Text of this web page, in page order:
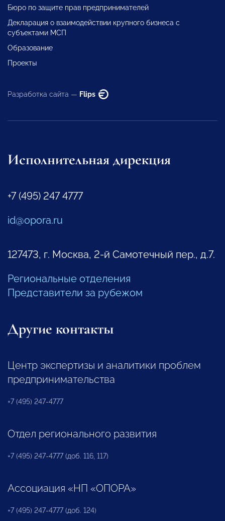
Бюро по защите прав предпринимателей
Декларация о взаимодействии крупного бизнеса с
субъектами МСП
Образование
Проекты
Разработка сайта — Flips
Исполнительная дирекция
+7 (495) 247 4777
id@opora.ru
127473, г. Москва, 2-й Самотечный пер., д.7.
Региональные отделения
Представители за рубежом
Другие контакты
Центр экспертизы и аналитики проблем
предпринимательства
+7 (495) 247-4777
Отдел регионального развития
+7 (495) 247-4777 (доб. 116, 117)
Ассоциация «НП «ОПОРА»
+7 (495) 247-4777 (доб. 124)